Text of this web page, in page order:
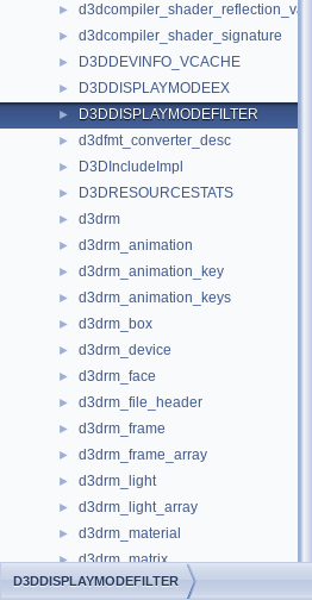
►
► d3dcompiler_shader_signature
► D3DDEVINFO_VCACHE
► D3DDISPLAYMODEEX
► D3DDISPLAYMODEFILTER
► d3dfmt_converter_desc
► D3DIncludeImpl
► D3DRESOURCESTATS
► d3drm
► d3drm_animation
► d3drm_animation_key
► d3drm_animation_keys
► d3drm_box
► d3drm_device
► d3drm_face
► d3drm_file_header
► d3drm_frame
► d3drm_frame_array
► d3drm_light
► d3drm_light_array
► d3drm_material
► d3drm_matrix
► d3drm_mesh
D3DDISPLAYMODEFILTER